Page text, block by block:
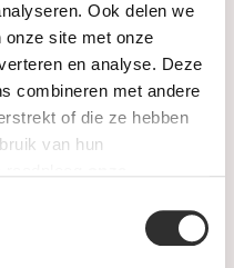
Ook delen we
onze site met onze
en analyse. Deze
combineren met andere
of die ze hebben
van hun